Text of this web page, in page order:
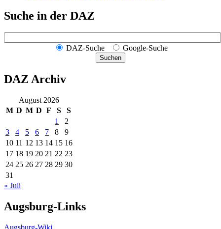
Suche in der DAZ
DAZ-Suche Google-Suche
Suchen
DAZ Archiv
August 2026
M D M D F S
S
1
2
3
4 5 6 7 8
9
10 11 12 13 14 15 16
17 18 19 20 21 22 23
24 25 26 27 28 29 30
31
« Juli
Augsburg-Links
Augsburg-Wiki